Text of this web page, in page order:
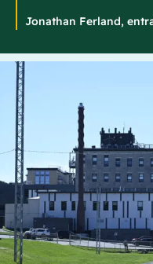
Jonathan Ferland,